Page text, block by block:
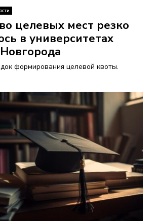
целевых мест резко
в университетах
формирования целевой квоты.